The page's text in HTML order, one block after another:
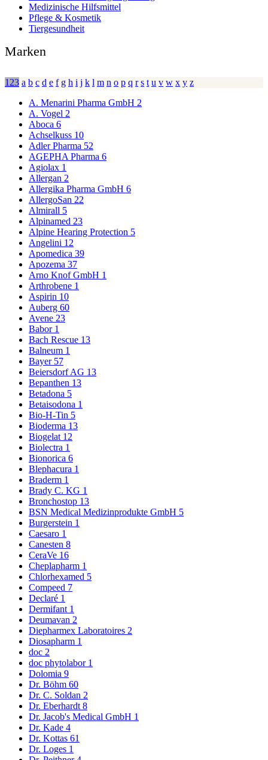
Medizinische Hilfsmittel
Pflege & Kosmetik
Tiergesundheit
Marken
123 a b c d e f g h i j k l m n o p q r s t u v w x y z
A. Menarini Pharma GmbH 2
A. Vogel 2
Aboca 6
Achselkuss 10
Adler Pharma 52
AGEPHA Pharma 6
Agiolax 1
Allergan 2
Allergika Pharma GmbH 6
AllergoSan 22
Almirall 5
Alpinamed 23
Alpine Hearing Protection 5
Angelini 12
Apomedica 39
Apozema 37
Arno Knof GmbH 1
Arthrobene 1
Aspirin 10
Auberg 60
Avene 23
Babor 1
Bach Rescue 13
Balneum 1
Bayer 57
Beiersdorf AG 13
Bepanthen 13
Betadona 5
Betaisodona 1
Bio-H-Tin 5
Bioderma 13
Biogelat 12
Biolectra 1
Bionorica 6
Blephacura 1
Braderm 1
Brady C. KG 1
Bronchostop 13
BSN Medical Medizinprodukte GmbH 5
Burgerstein 1
Caesaro 1
Canesten 8
CeraVe 16
Cheplapharm 1
Chlorhexamed 5
Compeed 7
Declaré 1
Dermifant 1
Deumavan 2
Diepharmex Laboratoires 2
Diosapharm 1
doc 2
doc phytolabor 1
Dolomia 9
Dr. Böhm 60
Dr. C. Soldan 2
Dr. Eberhardt 8
Dr. Jacob's Medical GmbH 1
Dr. Kade 4
Dr. Kottas 61
Dr. Loges 1